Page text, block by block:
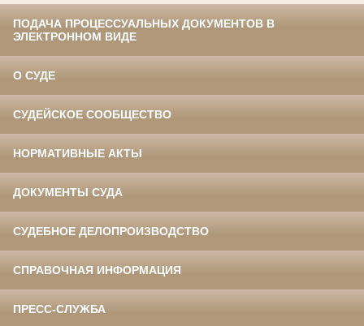
ПОДАЧА ПРОЦЕССУАЛЬНЫХ ДОКУМЕНТОВ В
ЭЛЕКТРОННОМ ВИДЕ
О СУДЕ
СУДЕЙСКОЕ СООБЩЕСТВО
НОРМАТИВНЫЕ АКТЫ
ДОКУМЕНТЫ СУДА
СУДЕБНОЕ ДЕЛОПРОИЗВОДСТВО
СПРАВОЧНАЯ ИНФОРМАЦИЯ
ПРЕСС-СЛУЖБА